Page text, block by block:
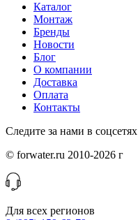
Каталог
Монтаж
Бренды
Новости
Блог
О компании
Доставка
Оплата
Контакты
Следите за нами в соцсетях
© forwater.ru 2010-2026 г
Для всех регионов